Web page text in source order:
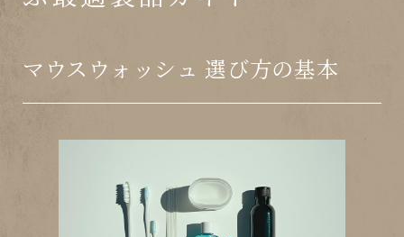
マウスウォッシュ 選び方の基本